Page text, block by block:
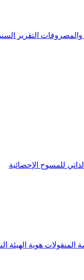
والمصروفات التقرير
للمسوح الإحصائية
المنقولات هوية الهيئة